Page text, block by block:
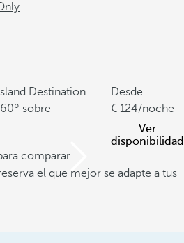
Destination
sobre
Desde
124/noche
Ver
disponibilidad
comparar
el que mejor se adapte a tus